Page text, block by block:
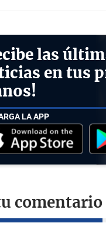
las
en tus
LA APP
comentario